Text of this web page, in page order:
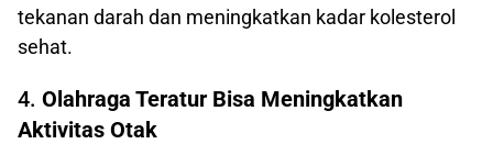
tekanan darah dan meningkatkan kadar kolesterol
sehat.
4. Olahraga Teratur Bisa Meningkatkan
Aktivitas Otak